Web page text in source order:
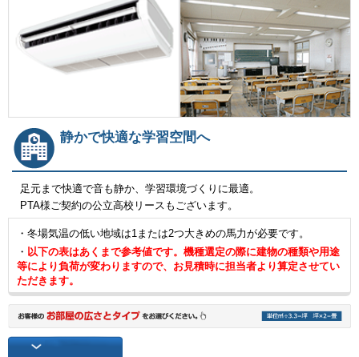
静かで快適な学習空間へ
足元まで快適で音も静か、学習環境づくりに最適。
PTA様ご契約の公立高校リースもございます。
・冬場気温の低い地域は1または2つ大きめの馬力が必要です。
・ 以下の表はあくまで参考値です。機種選定の際に建物の種類や用途
等により負荷が変わりますので、お見積時に担当者より算定させてい
ただきます。